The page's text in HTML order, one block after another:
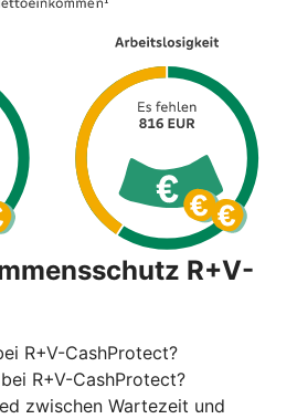
R+V-
R+V-CashProtect?
R+V-CashProtect?
zwischen Wartezeit und